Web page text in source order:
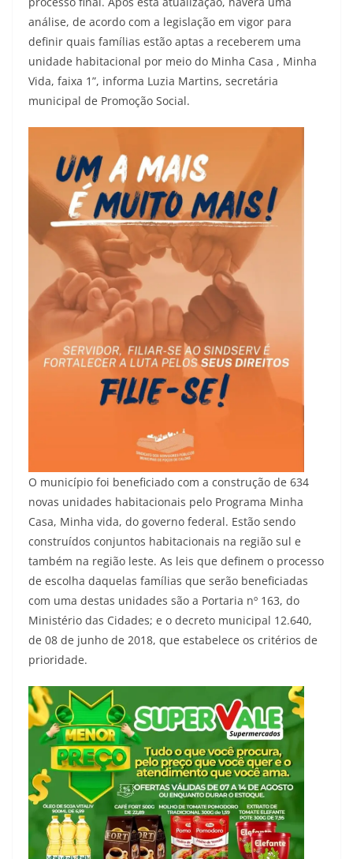
análise, de acordo com a legislação em vigor para
definir quais famílias estão aptas a receberem uma
unidade habitacional por meio do Minha Casa , Minha
Vida, faixa 1”, informa Luzia Martins, secretária
municipal de Promoção Social.
O município foi beneficiado com a construção de 634
novas unidades habitacionais pelo Programa Minha
Casa, Minha vida, do governo federal. Estão sendo
construídos conjuntos habitacionais na região sul e
também na região leste. As leis que definem o processo
de escolha daquelas famílias que serão beneficiadas
com uma destas unidades são a Portaria nº 163, do
Ministério das Cidades; e o decreto municipal 12.640,
de 08 de junho de 2018, que estabelece os critérios de
prioridade.